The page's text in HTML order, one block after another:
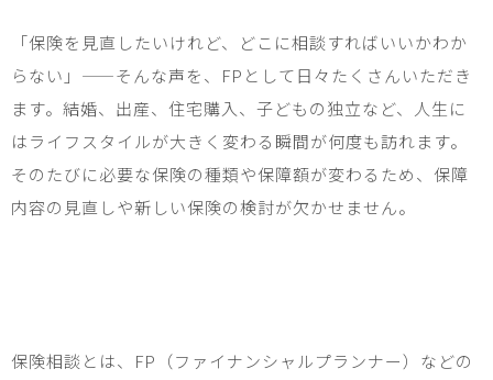
「保険を見直したいけれど、どこに相談すればいいかわか
らない」 ——そんな声を、 FP として日々たくさんいただき
ます。結婚、出産、住宅購入、子どもの独立など、人生に
はライフスタイルが大きく変わる瞬間が何度も訪れます。
そのたびに必要な保険の種類や保障額が変わるため、保障
内容の見直しや新しい保険の検討が欠かせません。
保険相談とは、 FP （ファイナンシャルプランナー）などの